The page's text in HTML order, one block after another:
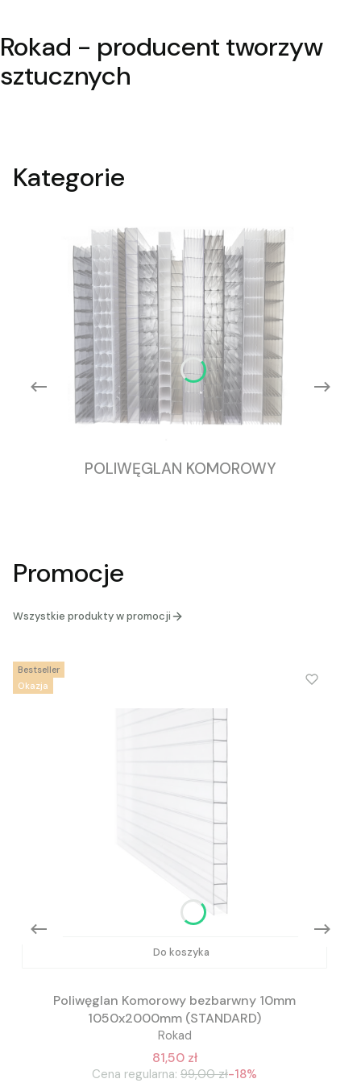
Rokad - producent tworzyw
sztucznych
Kategorie
POLIWĘGLAN KOMOROWY
Promocje
Wszystkie produkty w promocji
Okazja
Bestseller
Do koszyka
Poliwęglan Komorowy bezbarwny 10mm
1050x2000mm (STANDARD)
Rokad
81,50 zł
Cena regularna: 99,00 zł-18%